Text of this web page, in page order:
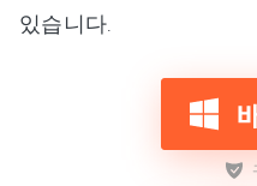
있습니다.